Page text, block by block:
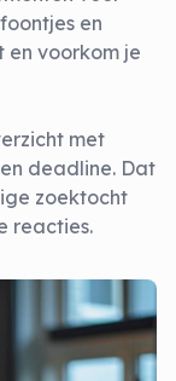
en
en voorkom je
met
deadline. Dat
zoektocht
reacties.